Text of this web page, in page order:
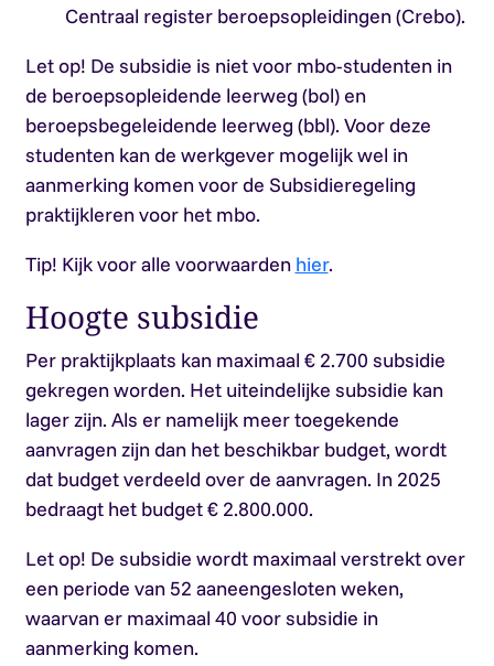
Centraal register beroepsopleidingen (Crebo).
Let op! De subsidie is niet voor mbo-studenten in
de beroepsopleidende leerweg (bol) en
beroepsbegeleidende leerweg (bbl). Voor deze
studenten kan de werkgever mogelijk wel in
aanmerking komen voor de Subsidieregeling
praktijkleren voor het mbo.
Tip! Kijk voor alle voorwaarden hier.
Hoogte subsidie
Per praktijkplaats kan maximaal € 2.700 subsidie
gekregen worden. Het uiteindelijke subsidie kan
lager zijn. Als er namelijk meer toegekende
aanvragen zijn dan het beschikbar budget, wordt
dat budget verdeeld over de aanvragen. In 2025
bedraagt het budget € 2.800.000.
Let op! De subsidie wordt maximaal verstrekt over
een periode van 52 aaneengesloten weken,
waarvan er maximaal 40 voor subsidie in
aanmerking komen.